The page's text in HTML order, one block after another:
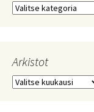
Kategoriat
Arkistot
Arkistot